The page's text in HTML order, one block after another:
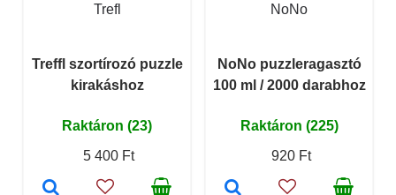
Trefl
Treffl szortírozó puzzle
kirakáshoz
Raktáron (23)
5 400 Ft
NoNo
NoNo puzzleragasztó
100 ml / 2000 darabhoz
Raktáron (225)
920 Ft